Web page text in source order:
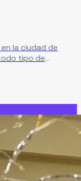
la ciudad de
tipo de
día tan especial
ustedes como